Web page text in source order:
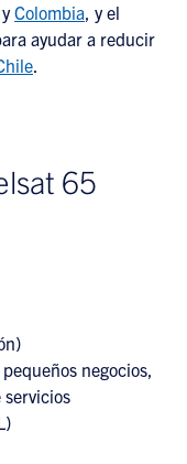
yColombia, y el
ayudar a reducir
.
65
negocios,
servicios